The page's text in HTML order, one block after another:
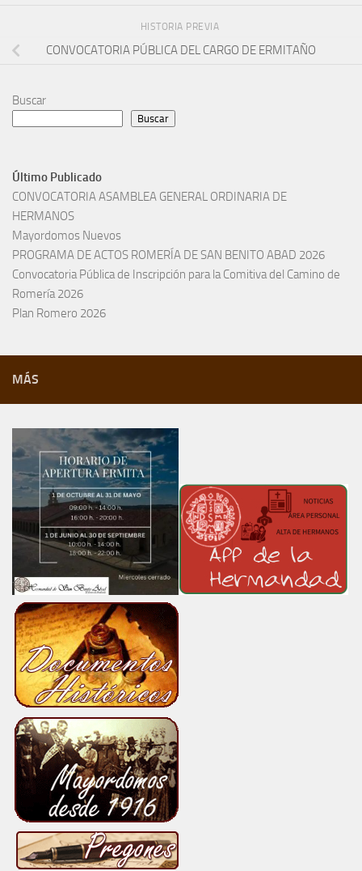
HISTORIA PREVIA
CONVOCATORIA PÚBLICA DEL CARGO DE ERMITAÑO
Buscar
Buscar
Último Publicado
CONVOCATORIA ASAMBLEA GENERAL ORDINARIA DE
HERMANOS
Mayordomos Nuevos
PROGRAMA DE ACTOS ROMERÍA DE SAN BENITO ABAD 2026
Convocatoria Pública de Inscripción para la Comitiva del Camino de
Romería 2026
Plan Romero 2026
MÁS